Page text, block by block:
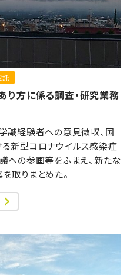
託
方に係る調査・研究業務
識経験者への意見徴収、国
新型コロナウイルス感染症
への参画等をふまえ、新たな
取りまとめた。